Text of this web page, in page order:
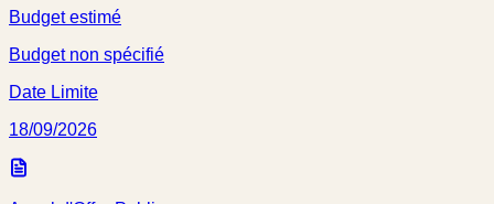
Budget estimé
Budget non spécifié
Date Limite
18/09/2026